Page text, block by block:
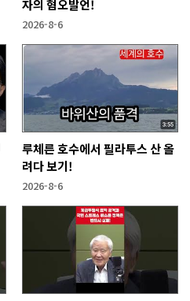
자의 혐오발언!
2026-8-6
루체른 호수에서 필라투스 산 올
려다 보기!
2026-8-6